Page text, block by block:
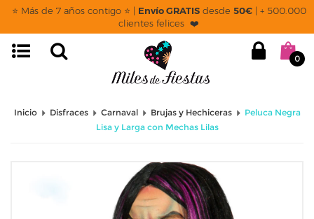
⭐ Más de 7 años contigo ⭐ | Envío GRATISdesde 50€| + 500.000
clientes felices ❤️
0
Inicio Disfraces Carnaval Brujas y Hechiceras
Peluca Negra
Lisa y Larga con Mechas Lilas